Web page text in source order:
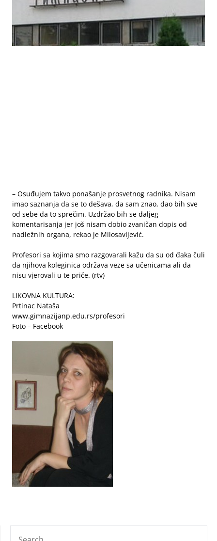
– Osuđujem takvo ponašanje prosvetnog radnika. Nisam
imao saznanja da se to dešava, da sam znao, dao bih sve
od sebe da to sprečim. Uzdržao bih se daljeg
komentarisanja jer još nisam dobio zvaničan dopis od
nadležnih organa, rekao je Milosavljević.
Profesori sa kojima smo razgovarali kažu da su od đaka čuli
da njihova koleginica održava veze sa učenicama ali da
nisu vjerovali u te priče. (rtv)
LIKOVNA KULTURA:
Prtinac Nataša
www.gimnazijanp.edu.rs/profesori
Foto – Facebook